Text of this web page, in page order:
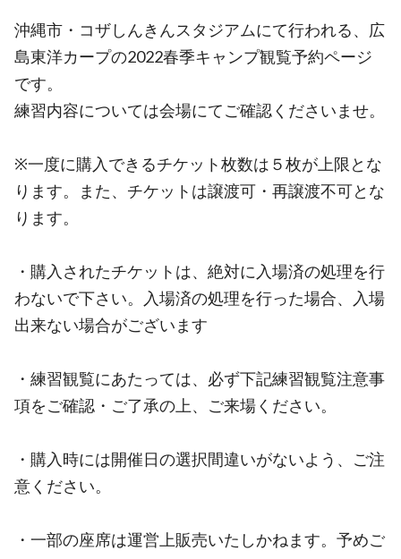
沖縄市・コザしんきんスタジアムにて行われる、広
島東洋カープの2022春季キャンプ観覧予約ページ
です。
練習内容については会場にてご確認くださいませ。
※一度に購入できるチケット枚数は５枚が上限とな
ります。また、チケットは譲渡可・再譲渡不可とな
ります。
・購入されたチケットは、絶対に入場済の処理を行
わないで下さい。入場済の処理を行った場合、入場
出来ない場合がございます
・練習観覧にあたっては、必ず下記練習観覧注意事
項をご確認・ご了承の上、ご来場ください。
・購入時には開催日の選択間違いがないよう、ご注
意ください。
・一部の座席は運営上販売いたしかねます。予めご